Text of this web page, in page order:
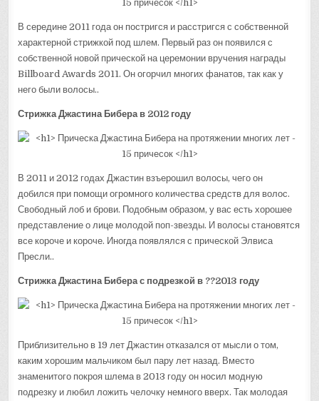
В середине 2011 года он постригся и расстригся с собственной
характерной стрижкой под шлем. Первый раз он появился с
собственной новой прической на церемонии вручения награды
Billboard Awards 2011. Он огорчил многих фанатов, так как у
него были волосы..
Стрижка Джастина Бибера в 2012 году
В 2011 и 2012 годах Джастин взъерошил волосы, чего он
добился при помощи огромного количества средств для волос.
Свободный лоб и брови. Подобным образом, у вас есть хорошее
представление о лице молодой поп-звезды. И волосы становятся
все короче и короче. Иногда появлялся с прической Элвиса
Пресли..
Стрижка Джастина Бибера с подрезкой в ??2013 году
Приблизительно в 19 лет Джастин отказался от мысли о том,
каким хорошим мальчиком был пару лет назад. Вместо
знаменитого покроя шлема в 2013 году он носил модную
подрезку и любил ложить челочку немного вверх. Так молодая